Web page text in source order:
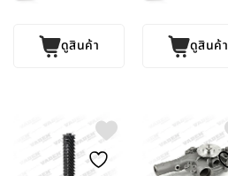
ดูสินค้า ดูสินค้า